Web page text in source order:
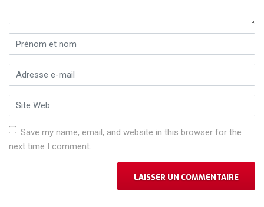
Prénom et nom
Adresse e-mail *
Site Web
Save my name, email, and website in this browser for the
next time I comment.